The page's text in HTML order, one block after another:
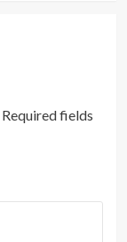
Required fields